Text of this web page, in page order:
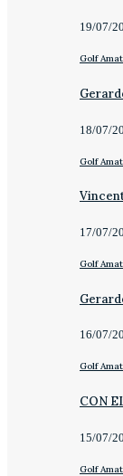
19/07/
Golf
18/07/
Golf
17/07/
Golf
16/07/
Golf
CON
15/07/
Golf